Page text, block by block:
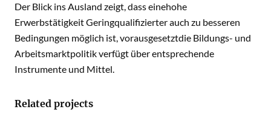
Der Blick ins Ausland zeigt, dass einehohe
Erwerbstätigkeit Geringqualifizierter auch zu besseren
Bedingungen möglich ist, vorausgesetztdie Bildungs- und
Arbeitsmarktpolitik verfügt über entsprechende
Instrumente und Mittel.
Related projects